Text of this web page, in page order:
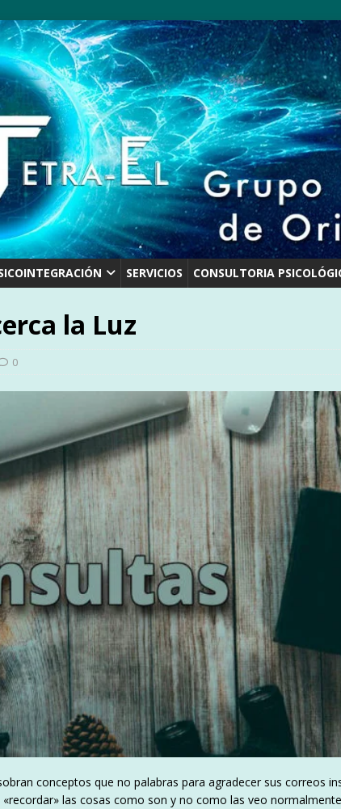
SERVICIOS CONSULTORIA
la Luz
0
conceptos que no palabras para agradecer sus correos
las cosas como son y no como las veo